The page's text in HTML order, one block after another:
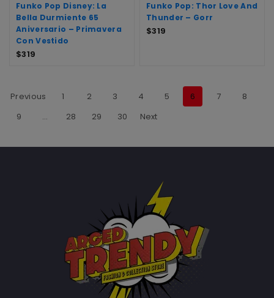
Funko Pop Disney: La
Bella Durmiente 65
Aniversario – Primavera
Con Vestido
$319
Funko Pop: Thor Love And
Thunder – Gorr
$319
Previous 1 2 3 4 5 6 7
8
9
… 28 29 30 Next